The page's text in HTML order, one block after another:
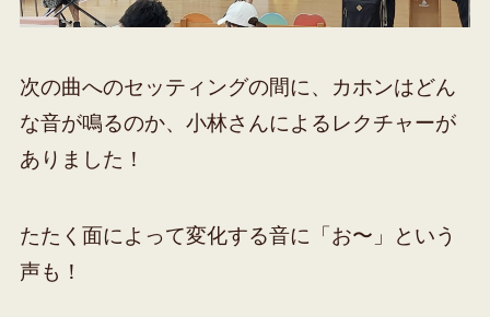
次の曲へのセッティングの間に、カホンはどん
な音が鳴るのか、小林さんによるレクチャーが
ありました！
たたく面によって変化する音に「お〜」という
声も！